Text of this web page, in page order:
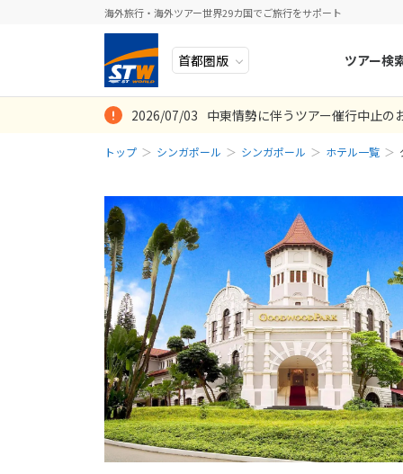
海外旅行・海外ツアー世界29カ国でご旅行をサポート
ツアー検
ヨーロッパ
中近東・トルコ
アジア
ロシア・中央アジア
アメリカ・カナダ
中南米・カリブ海
モルディブ・他インド洋
太平洋地域
オセアニア
ハワイ
イタリア
ドイツ
ベルギー
ポーランド
スウェー
ラトビア
スロヴェ
北マケド
人気のテーマ
お得な旅
目的
秋旅
年末年始
2026/07/03 中東情勢に伴うツアー催行中止の
トップ シンガポール シンガポール ホテル一覧